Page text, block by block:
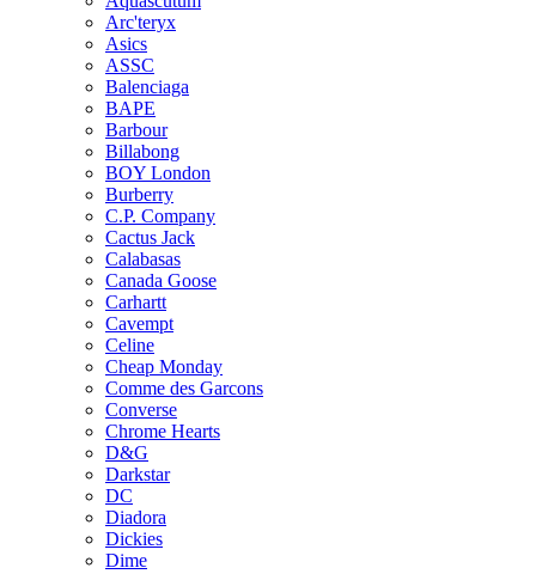
Arc'teryx
Asics
ASSC
Balenciaga
BAPE
Barbour
Billabong
BOY London
Burberry
C.P. Company
Cactus Jack
Calabasas
Canada Goose
Carhartt
Cavempt
Celine
Cheap Monday
Comme des Garcons
Converse
Chrome Hearts
D&G
Darkstar
DC
Diadora
Dickies
Dime